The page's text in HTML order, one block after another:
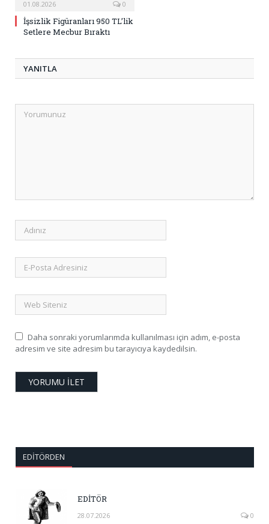
01.08.2026 0
İşsizlik Figüranları 950 TL’lik
Setlere Mecbur Bıraktı
YANITLA
Daha sonraki yorumlarımda kullanılması için adım, e-posta
adresim ve site adresim bu tarayıcıya kaydedilsin.
EDITÖRDEN
EDİTÖR
28.07.2026 0